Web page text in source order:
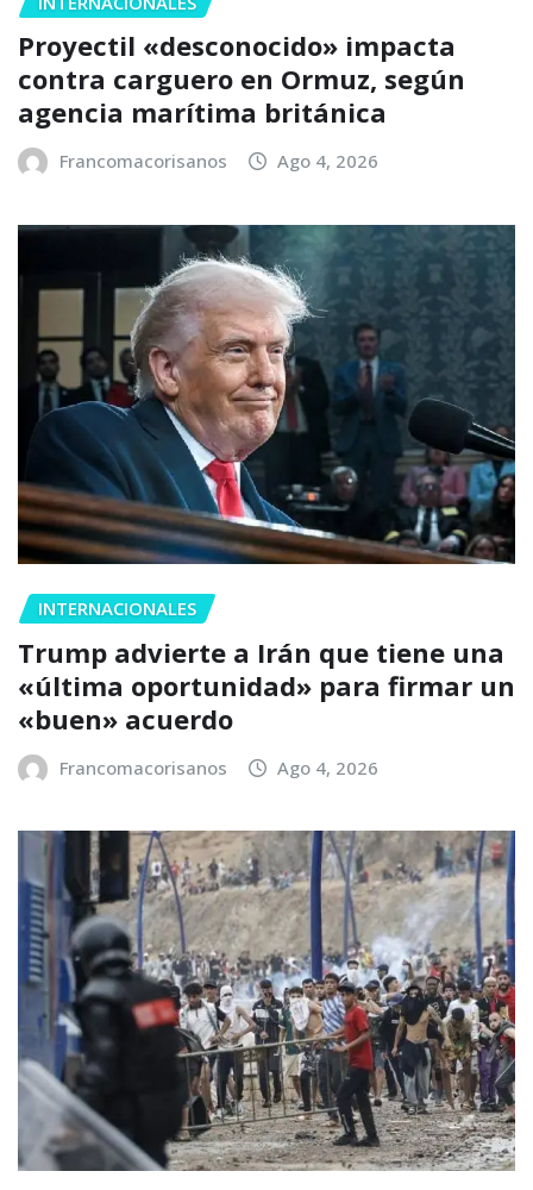
Proyectil «desconocido» impacta
contra carguero en Ormuz, según
agencia marítima británica
Francomacorisanos Ago 4, 2026
INTERNACIONALES
Trump advierte a Irán que tiene una
«última oportunidad» para firmar un
«buen» acuerdo
Francomacorisanos Ago 4, 2026